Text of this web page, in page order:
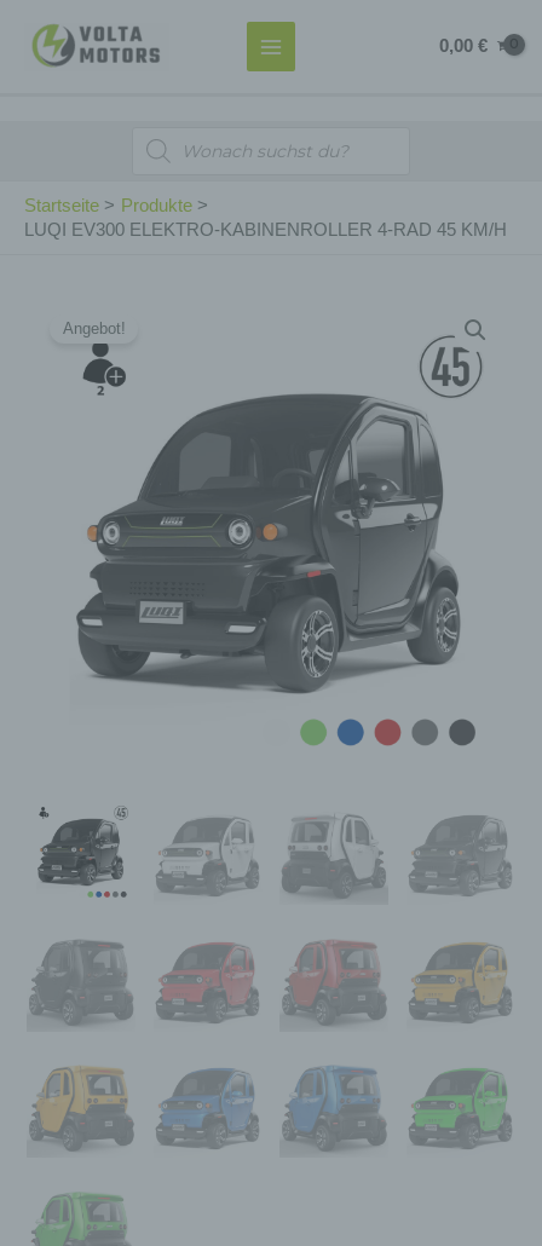
Inhalt
MAIN
MENU
0,00€
search
Startseite
Produkte
LUQI EV300 ELEKTRO-KABINENROLLER 4-RAD 45 KM/H
Angebot!
war:
9.810,00 €.
EV300
ELEKTRO-